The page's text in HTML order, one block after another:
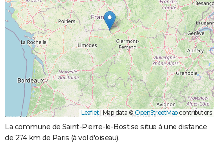
Leaflet Map data ©OpenStreetMapcontributors
La commune de Saint-Pierre-le-Bost se situe à une distance
de 274 km de Paris (à vol d'oiseau).